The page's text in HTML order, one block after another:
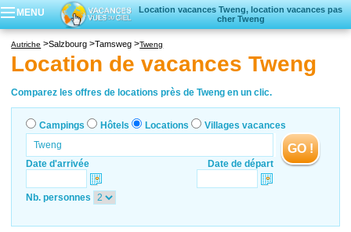
MENU
Location vacances Tweng, location vacances pas
cher Tweng
Locations vacances
Villages vacances
Autriche Salzbourg Tamsweg Tweng
Location de vacances Tweng
Comparez les offres de locations près de Tweng en un clic.
Campings Hôtels Locations Villages vacances
Date d'arrivée Date de départ
GO !
Nb. personnes